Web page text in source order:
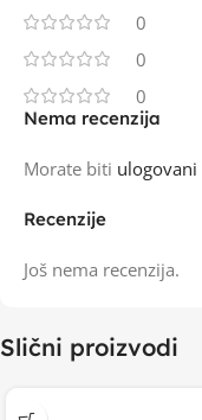
0
0
0
Recenzije
Još nema recenzija.
Nema recenzija
Morate biti ulogovani
Slični proizvodi